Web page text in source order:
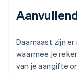
Daarnaast zijn
waarmee je
van je aangifte